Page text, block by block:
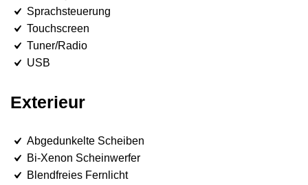
Sprachsteuerung
Touchscreen
Tuner/Radio
USB
Exterieur
Abgedunkelte Scheiben
Bi-Xenon Scheinwerfer
Blendfreies Fernlicht